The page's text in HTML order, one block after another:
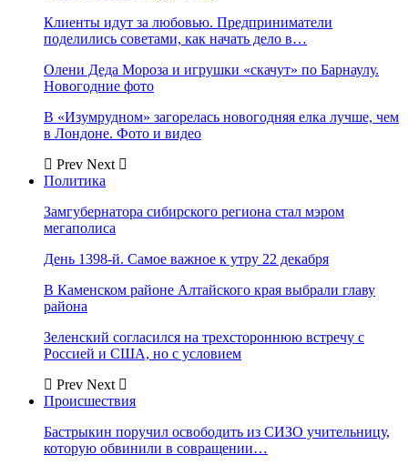
Клиенты идут за любовью. Предприниматели
поделились советами, как начать дело в…
Олени Деда Мороза и игрушки «скачут» по Барнаулу.
Новогодние фото
В «Изумрудном» загорелась новогодняя елка лучше, чем
в Лондоне. Фото и видео
Prev Next
Политика
Замгубернатора сибирского региона стал мэром
мегаполиса
День 1398-й. Самое важное к утру 22 декабря
В Каменском районе Алтайского края выбрали главу
района
Зеленский согласился на трехстороннюю встречу с
Россией и США, но с условием
Prev Next
Происшествия
Бастрыкин поручил освободить из СИЗО учительницу,
которую обвинили в совращении…